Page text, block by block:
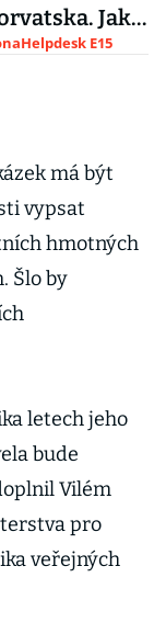
Jak
E15
má být
vypsat
hmotných
Šlo by
letech jeho
bude
Vilém
pro
veřejných